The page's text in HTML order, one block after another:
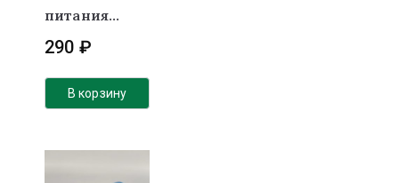
питания
21700 Li-NMC
mAh
290 ₽
В корзину